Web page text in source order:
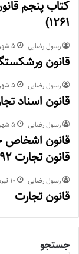
1261)
رسول رضایی ۵ شهریور‌ماه ۱۴۰۰
قانون
رسول رضایی ۵ شهریور‌ماه ۱۴۰۰
قانون اسناد
رسول رضایی ۵ شهریور‌ماه ۱۴۰۰
قانون اشخاص
قانون تجارت 1392- مواد 124 تا 700)
رسول رضایی ۱۰ تیر‌ماه ۱۴۰۲
قانون تجارت
جستجو